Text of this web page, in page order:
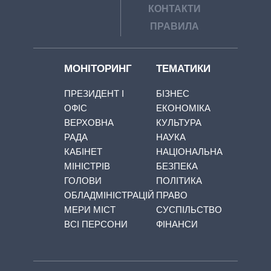
КОНТАКТИ
ПРАВИЛА
МОНІТОРИНГ
ПРЕЗИДЕНТ І
ОФІС
ВЕРХОВНА
РАДА
КАБІНЕТ
МІНІСТРІВ
ГОЛОВИ
ОБЛАДМІНІСТРАЦІЙ
МЕРИ МІСТ
ВСІ ПЕРСОНИ
ТЕМАТИКИ
БІЗНЕС
ЕКОНОМІКА
КУЛЬТУРА
НАУКА
НАЦІОНАЛЬНА
БЕЗПЕКА
ПОЛІТИКА
ПРАВО
СУСПІЛЬСТВО
ФІНАНСИ